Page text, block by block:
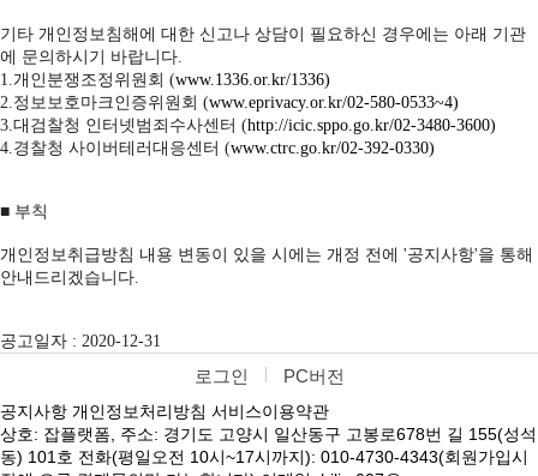
기타 개인정보침해에 대한 신고나 상담이 필요하신 경우에는 아래 기관
에 문의하시기 바랍니다.
1.개인분쟁조정위원회 (www.1336.or.kr/1336)
2.정보보호마크인증위원회 (www.eprivacy.or.kr/02-580-0533~4)
3.대검찰청 인터넷범죄수사센터 (http://icic.sppo.go.kr/02-3480-3600)
4.경찰청 사이버테러대응센터 (www.ctrc.go.kr/02-392-0330)
■ 부칙
개인정보취급방침 내용 변동이 있을 시에는 개정 전에 '공지사항'을 통해
안내드리겠습니다.
공고일자 : 2020-12-31
로그인 PC버전
공지사항 개인정보처리방침 서비스이용약관
상호: 잡플랫폼, 주소: 경기도 고양시 일산동구 고봉로678번 길 155(성석
동) 101호 전화(평일오전 10시~17시까지): 010-4730-4343(회원가입시